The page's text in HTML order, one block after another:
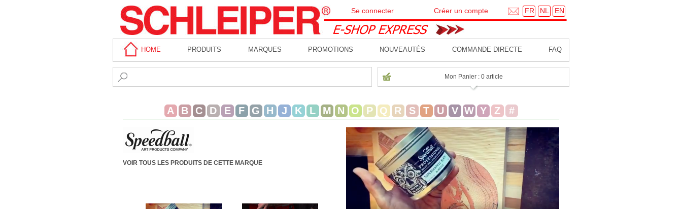
FR NL EN
Se connecter Créer un compte
HOME PRODUITS MARQUES PROMOTIONS NOUVEAUTÉS COMMANDE DIRECTE FAQ
Mon Panier : 0 article
A B C D E F G H J K L M N O P Q R S T U V W Y Z #
VOIR TOUS LES PRODUITS DE CETTE MARQUE